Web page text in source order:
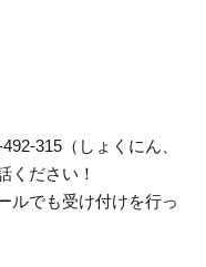
315（しょくにん、
ください！
ルでも受け付けを行っ